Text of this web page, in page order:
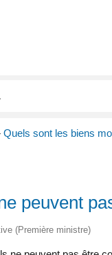
Quels sont les biens
peuvent
(Première ministre)